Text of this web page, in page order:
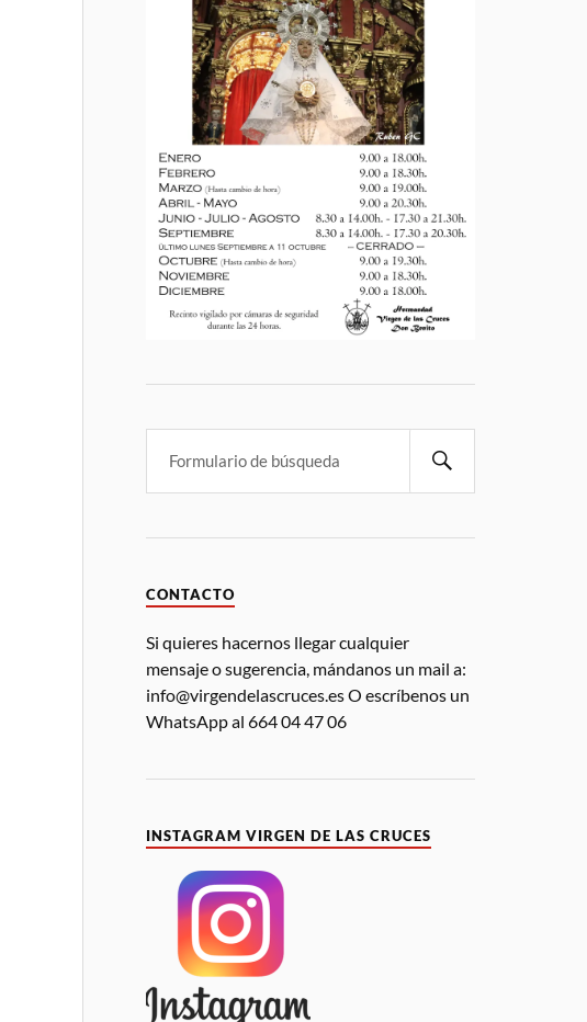
CONTACTO
Si quieres hacernos llegar cualquier
mensaje o sugerencia, mándanos un mail a:
info@virgendelascruces.es O escríbenos un
WhatsApp al 664 04 47 06
INSTAGRAM VIRGEN DE LAS CRUCES